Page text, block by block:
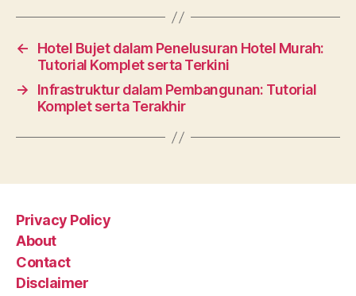
←
Hotel Bujet dalam Penelusuran Hotel Murah:
Tutorial Komplet serta Terkini
→
Infrastruktur dalam Pembangunan: Tutorial
Komplet serta Terakhir
Privacy Policy
About
Contact
Disclaimer